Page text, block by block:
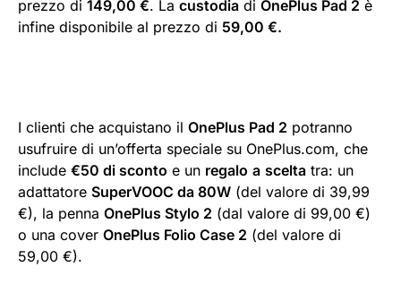
prezzo di 149,00 €. La custodia di OnePlus Pad 2 è
infine disponibile al prezzo di 59,00 €.
I clienti che acquistano il OnePlus Pad 2 potranno
usufruire di un’offerta speciale su OnePlus.com, che
include €50 di sconto e un regalo a scelta tra: un
adattatore SuperVOOC da 80W (del valore di 39,99
€), la penna OnePlus Stylo 2 (dal valore di 99,00 €)
o una cover OnePlus Folio Case 2 (del valore di
59,00 €).